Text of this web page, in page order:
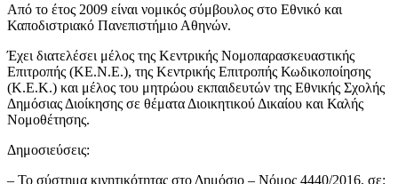
Από το έτος 2009 είναι νομικός σύμβουλος στο Εθνικό και
Καποδιστριακό Πανεπιστήμιο Αθηνών.
Έχει διατελέσει μέλος της Κεντρικής Νομοπαρασκευαστικής
Επιτροπής (ΚΕ.Ν.Ε.), της Κεντρικής Επιτροπής Κωδικοποίησης
(Κ.Ε.Κ.) και μέλος του μητρώου εκπαιδευτών της Εθνικής Σχολής
Δημόσιας Διοίκησης σε θέματα Διοικητικού Δικαίου και Καλής
Νομοθέτησης.
Δημοσιεύσεις:
– Το σύστημα κινητικότητας στο Δημόσιο – Νόμος 4440/2016, σε: